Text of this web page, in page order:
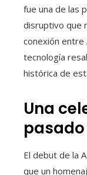
fue una de las
disruptivo que
conexión entre
tecnología
histórica de
Una
El debut de la
que un